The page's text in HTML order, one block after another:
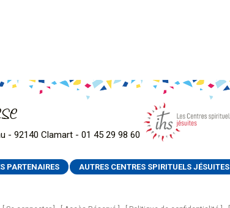
- 92140 Clamart - 01 45 29 98 60
PARTENAIRES AUTRES CENTRES SPIRITUELS JÉSUITES